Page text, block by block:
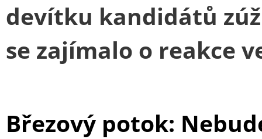
devítku kandidátů
se zajímalo o reakce
Březový potok: